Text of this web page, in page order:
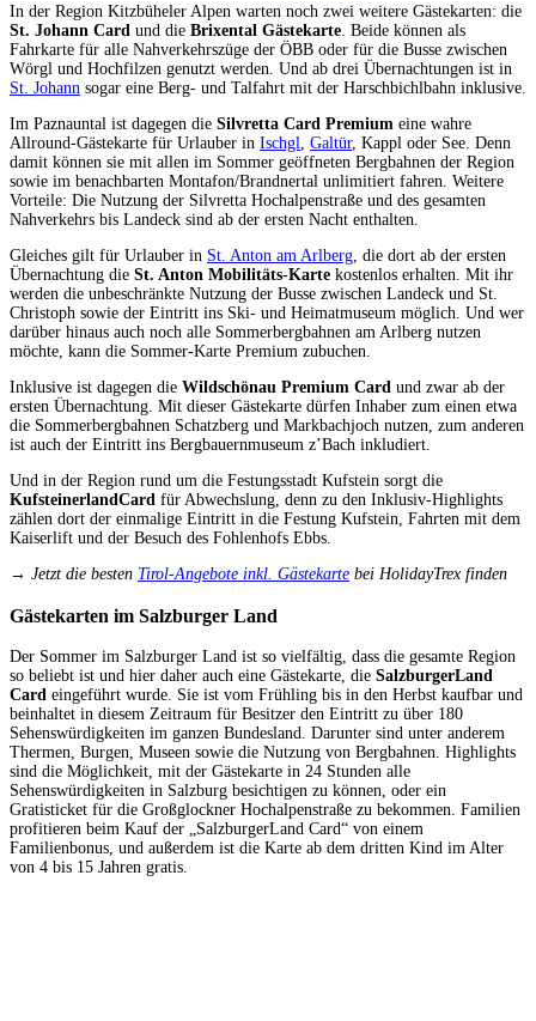
In der Region Kitzbüheler Alpen warten noch zwei weitere Gästekarten: die
St. Johann Card und die Brixental Gästekarte. Beide können als
Fahrkarte für alle Nahverkehrszüge der ÖBB oder für die Busse zwischen
Wörgl und Hochfilzen genutzt werden. Und ab drei Übernachtungen ist in
St. Johann sogar eine Berg- und Talfahrt mit der Harschbichlbahn inklusive.
Im Paznauntal ist dagegen die Silvretta Card Premium eine wahre
Allround-Gästekarte für Urlauber in Ischgl, Galtür, Kappl oder See. Denn
damit können sie mit allen im Sommer geöffneten Bergbahnen der Region
sowie im benachbarten Montafon/Brandnertal unlimitiert fahren. Weitere
Vorteile: Die Nutzung der Silvretta Hochalpenstraße und des gesamten
Nahverkehrs bis Landeck sind ab der ersten Nacht enthalten.
Gleiches gilt für Urlauber in St. Anton am Arlberg, die dort ab der ersten
Übernachtung die St. Anton Mobilitäts-Karte kostenlos erhalten. Mit ihr
werden die unbeschränkte Nutzung der Busse zwischen Landeck und St.
Christoph sowie der Eintritt ins Ski- und Heimatmuseum möglich. Und wer
darüber hinaus auch noch alle Sommerbergbahnen am Arlberg nutzen
möchte, kann die Sommer-Karte Premium zubuchen.
Inklusive ist dagegen die Wildschönau Premium Card und zwar ab der
ersten Übernachtung. Mit dieser Gästekarte dürfen Inhaber zum einen etwa
die Sommerbergbahnen Schatzberg und Markbachjoch nutzen, zum anderen
ist auch der Eintritt ins Bergbauernmuseum z’Bach inkludiert.
Und in der Region rund um die Festungsstadt Kufstein sorgt die
KufsteinerlandCard für Abwechslung, denn zu den Inklusiv-Highlights
zählen dort der einmalige Eintritt in die Festung Kufstein, Fahrten mit dem
Kaiserlift und der Besuch des Fohlenhofs Ebbs.
→ Jetzt die besten Tirol-Angebote inkl. Gästekarte bei HolidayTrex finden
Gästekarten im Salzburger Land
Der Sommer im Salzburger Land ist so vielfältig, dass die gesamte Region
so beliebt ist und hier daher auch eine Gästekarte, die SalzburgerLand
Card eingeführt wurde. Sie ist vom Frühling bis in den Herbst kaufbar und
beinhaltet in diesem Zeitraum für Besitzer den Eintritt zu über 180
Sehenswürdigkeiten im ganzen Bundesland. Darunter sind unter anderem
Thermen, Burgen, Museen sowie die Nutzung von Bergbahnen. Highlights
sind die Möglichkeit, mit der Gästekarte in 24 Stunden alle
Sehenswürdigkeiten in Salzburg besichtigen zu können, oder ein
Gratisticket für die Großglockner Hochalpenstraße zu bekommen. Familien
profitieren beim Kauf der „SalzburgerLand Card“ von einem
Familienbonus, und außerdem ist die Karte ab dem dritten Kind im Alter
von 4 bis 15 Jahren gratis.